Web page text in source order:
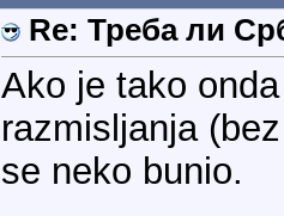
Re: Треба ли
Ako je tako
razmisljanja
se neko bunio.